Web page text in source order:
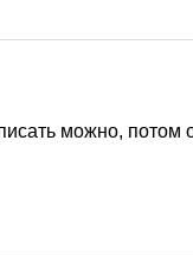
можно, потом